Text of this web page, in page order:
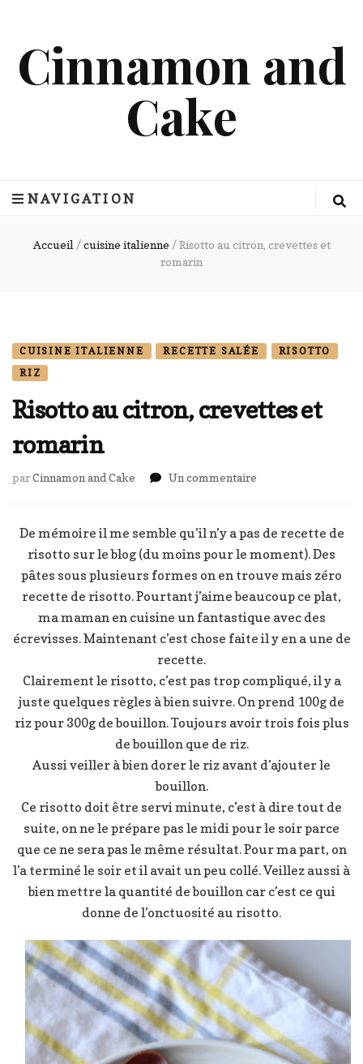
Cinnamon and
Cake
NAVIGATION
Accueil / cuisine italienne / Risotto au citron, crevettes et
romarin
CUISINE ITALIENNE RECETTE SALÉE
RISOTTO
RIZ
Risotto au citron, crevettes et
romarin
parCinnamon and Cake Un commentaire
citron,
et
romarin
De mémoire il me semble qu’il n’y a pas de recette de
risotto sur le blog (du moins pour le moment). Des
pâtes sous plusieurs formes on en trouve mais zéro
recette de risotto. Pourtant j’aime beaucoup ce plat,
ma maman en cuisine un fantastique avec des
écrevisses. Maintenant c’est chose faite il y en a une de
recette.
Clairement le risotto, c’est pas trop compliqué, il y a
juste quelques règles à bien suivre. On prend 100g de
riz pour 300g de bouillon. Toujours avoir trois fois plus
de bouillon que de riz.
Aussi veiller à bien dorer le riz avant d’ajouter le
bouillon.
Ce risotto doit être servi minute, c’est à dire tout de
suite, on ne le prépare pas le midi pour le soir parce
que ce ne sera pas le même résultat. Pour ma part, on
l’a terminé le soir et il avait un peu collé. Veillez aussi à
bien mettre la quantité de bouillon car c’est ce qui
donne de l’onctuosité au risotto.